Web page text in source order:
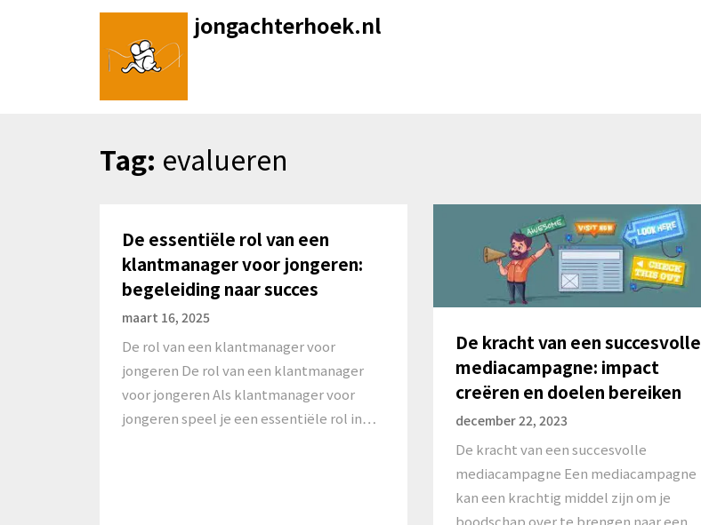
jongachterhoek.nl
Tag: evalueren
De essentiële rol van een
klantmanager voor jongeren:
begeleiding naar succes
maart 16, 2025
De rol van een klantmanager voor
jongeren De rol van een klantmanager
voor jongeren Als klantmanager voor
jongeren speel je een essentiële rol in…
De kracht van een succesvolle
mediacampagne: impact
creëren en doelen bereiken
december 22, 2023
De kracht van een succesvolle
mediacampagne Een mediacampagne
kan een krachtig middel zijn om je
boodschap over te brengen naar een